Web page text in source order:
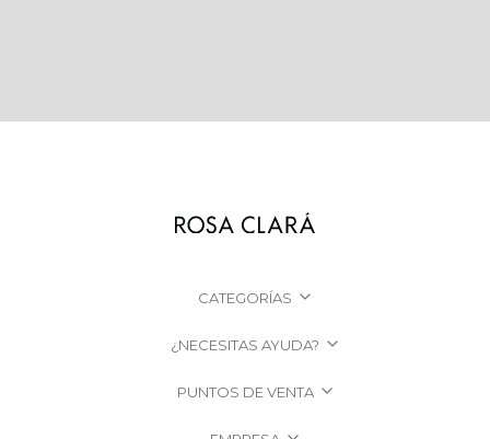
CATEGORÍAS
¿NECESITAS AYUDA?
PUNTOS DE VENTA